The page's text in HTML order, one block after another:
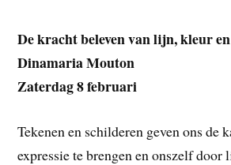
De kracht beleven van lijn, kleur
Dinamaria Mouton
Zaterdag 8 februari
Tekenen en schilderen geven ons de
expressie te brengen en onszelf